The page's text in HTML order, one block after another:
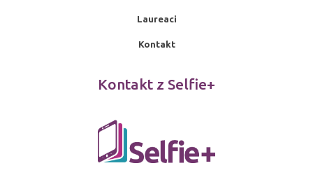
Laureaci
Kontakt
Kontakt z Selfie+